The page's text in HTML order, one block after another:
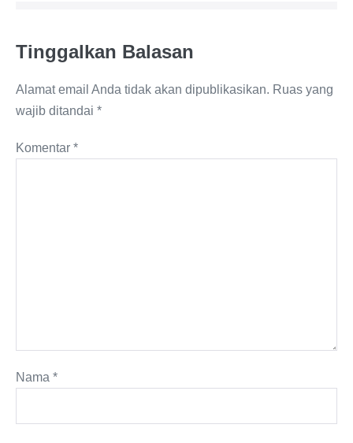
Tinggalkan Balasan
Alamat email Anda tidak akan dipublikasikan. Ruas yang
wajib ditandai *
Komentar *
Nama *